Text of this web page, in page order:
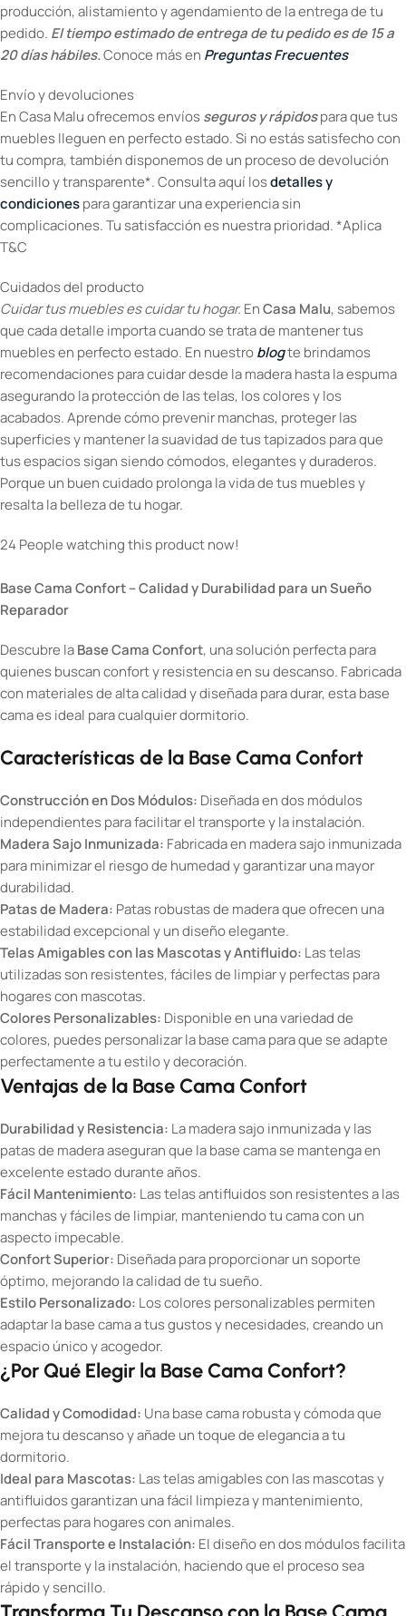
producción, alistamiento y agendamiento de la entrega de tu
pedido. El tiempo estimado de entrega de tu pedido es de 15 a
20 días hábiles.Conoce más en Preguntas Frecuentes
Envío y devoluciones
En Casa Malu ofrecemos envíosseguros y rápidospara que tus
muebles lleguen en perfecto estado. Si no estás satisfecho con
tu compra, también disponemos de un proceso de devolución
sencillo y transparente*. Consulta aquí losdetalles y
condicionespara garantizar una experiencia sin
complicaciones. Tu satisfacción es nuestra prioridad. *Aplica
T&C
Cuidados del producto
Cuidar tus muebles es cuidar tu hogar. EnCasa Malu, sabemos
que cada detalle importa cuando se trata de mantener tus
muebles en perfecto estado. En nuestroblogte brindamos
recomendaciones para cuidar desde la madera hasta la espuma
asegurando la protección de las telas, los colores y los
acabados. Aprende cómo prevenir manchas, proteger las
superficies y mantener la suavidad de tus tapizados para que
tus espacios sigan siendo cómodos, elegantes y duraderos.
Porque un buen cuidado prolonga la vida de tus muebles y
resalta la belleza de tu hogar.
24 People watching this product now!
Base Cama Confort – Calidad y Durabilidad para un Sueño
Reparador
Descubre laBase Cama Confort, una solución perfecta para
quienes buscan confort y resistencia en su descanso. Fabricada
con materiales de alta calidad y diseñada para durar, esta base
cama es ideal para cualquier dormitorio.
Características de la Base Cama Confort
Construcción en Dos Módulos: Diseñada en dos módulos
independientes para facilitar el transporte y la instalación.
Madera Sajo Inmunizada: Fabricada en madera sajo inmunizada
para minimizar el riesgo de humedad y garantizar una mayor
durabilidad.
Patas de Madera: Patas robustas de madera que ofrecen una
estabilidad excepcional y un diseño elegante.
Telas Amigables con las Mascotas y Antifluido: Las telas
utilizadas son resistentes, fáciles de limpiar y perfectas para
hogares con mascotas.
Colores Personalizables: Disponible en una variedad de
colores, puedes personalizar la base cama para que se adapte
perfectamente a tu estilo y decoración.
Ventajas de la Base Cama Confort
Durabilidad y Resistencia: La madera sajo inmunizada y las
patas de madera aseguran que la base cama se mantenga en
excelente estado durante años.
Fácil Mantenimiento: Las telas antifluidos son resistentes a las
manchas y fáciles de limpiar, manteniendo tu cama con un
aspecto impecable.
Confort Superior: Diseñada para proporcionar un soporte
óptimo, mejorando la calidad de tu sueño.
Estilo Personalizado: Los colores personalizables permiten
adaptar la base cama a tus gustos y necesidades, creando un
espacio único y acogedor.
¿Por Qué Elegir la Base Cama Confort?
Calidad y Comodidad: Una base cama robusta y cómoda que
mejora tu descanso y añade un toque de elegancia a tu
dormitorio.
Ideal para Mascotas: Las telas amigables con las mascotas y
antifluidos garantizan una fácil limpieza y mantenimiento,
perfectas para hogares con animales.
Fácil Transporte e Instalación: El diseño en dos módulos facilita
el transporte y la instalación, haciendo que el proceso sea
rápido y sencillo.